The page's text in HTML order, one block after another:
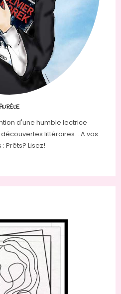
d'une humble lectrice
littéraires... A vos
Prêts? Lisez!